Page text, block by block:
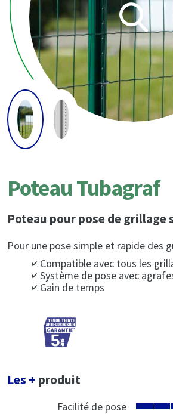
Poteau Tubagraf
Poteau pour pose de grillage
Pour une pose simple et rapide des
Compatible avec tous les
Système de pose avec
Gain de temps
Les + produit
Facilité de pose